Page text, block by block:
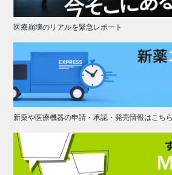
医療崩壊のリアルを緊急レポート
新薬や医療機器の申請・承認・発売情報はこちら